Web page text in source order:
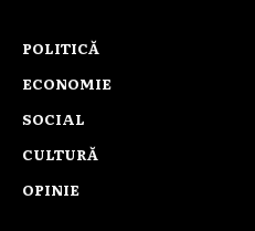
POLITICĂ
ECONOMIE
SOCIAL
CULTURĂ
OPINIE